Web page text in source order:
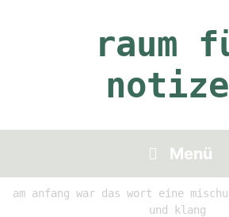
raum
Menü
am anfang war das wort eine
und klang